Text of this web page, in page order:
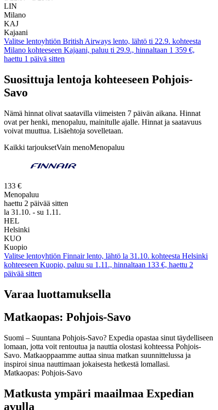
LIN
Milano
KAJ
Kajaani
Valitse lentoyhtiön British Airways lento, lähtö ti 22.9. kohteesta
Milano kohteeseen Kajaani, paluu ti 29.9., hinnaltaan 1 359 €,
haettu 1 päivä sitten
Suosittuja lentoja kohteeseen Pohjois-
Savo
Nämä hinnat olivat saatavilla viimeisten 7 päivän aikana. Hinnat
ovat per henki, menopaluu, mainitulle ajalle. Hinnat ja saatavuus
voivat muuttua. Lisäehtoja sovelletaan.
Kaikki tarjouksetVain menoMenopaluu
133 €
Menopaluu
haettu 2 päivää sitten
la 31.10. - su 1.11.
HEL
Helsinki
KUO
Kuopio
Valitse lentoyhtiön Finnair lento, lähtö la 31.10. kohteesta Helsinki
kohteeseen Kuopio, paluu su 1.11., hinnaltaan 133 €, haettu 2
päivää sitten
Varaa luottamuksella
Matkaopas: Pohjois-Savo
Suomi – Suuntana Pohjois-Savo? Expedia opastaa sinut täydelliseen
lomaan, jotta voit rentoutua ja nauttia olostasi kohteessa Pohjois-
Savo. Matkaoppaamme auttaa sinua matkan suunnittelussa ja
inspiroi sinua nauttimaan jokaisesta hetkestä lomallasi.
Matkaopas: Pohjois-Savo
Matkusta ympäri maailmaa Expedian
avulla